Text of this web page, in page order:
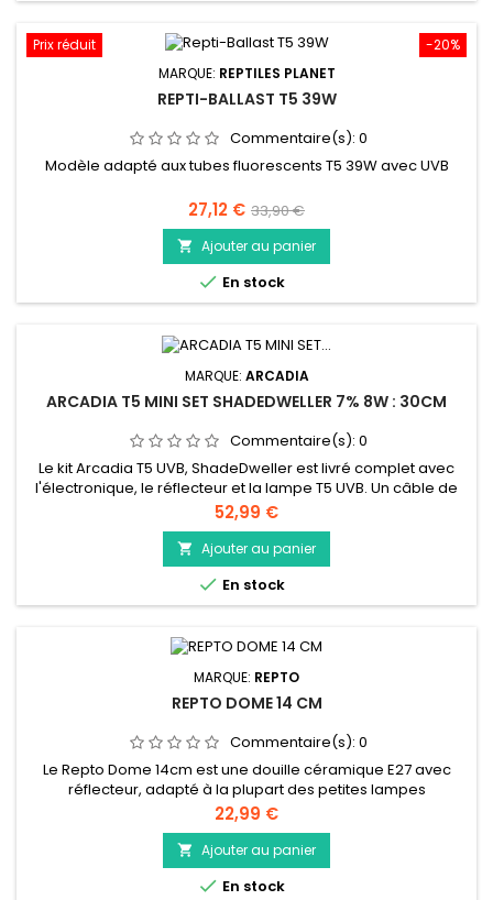
-20%
Prix réduit
MARQUE: REPTILES PLANET
REPTI-BALLAST T5 39W
Commentaire(s): 0
Modèle adapté aux tubes fluorescents T5 39W avec UVB
Prix
27,12 € Prix
base
33,90 €
 Ajouter au panier
 En stock
MARQUE: ARCADIA
ARCADIA T5 MINI SET SHADEDWELLER 7% 8W : 30CM
Commentaire(s): 0
Le kit Arcadia T5 UVB, ShadeDweller est livré complet avec
l'électronique, le réflecteur et la lampe T5 UVB. Un câble de
liaison est également inclus dans chaque kit permettant de
relier jusqu'à 10 unités entre elles et d'être alimentées à partir
d'une seule source. Le réflecteur hautement poli garantit que
la lumière bénéficie à vos animaux de...
Prix
52,99 €
 Ajouter au panier
 En stock
MARQUE: REPTO
REPTO DOME 14 CM
Commentaire(s): 0
Le Repto Dome 14cm est une douille céramique E27 avec
réflecteur, adapté à la plupart des petites lampes
chauffantes. 160 W max
Prix
22,99 €
 Ajouter au panier
 En stock